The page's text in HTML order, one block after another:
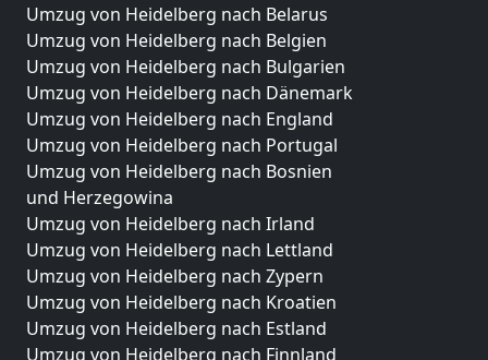
Umzug von Heidelberg nach Belarus
Umzug von Heidelberg nach Belgien
Umzug von Heidelberg nach Bulgarien
Umzug von Heidelberg nach Dänemark
Umzug von Heidelberg nach England
Umzug von Heidelberg nach Portugal
Umzug von Heidelberg nach Bosnien
und Herzegowina
Umzug von Heidelberg nach Irland
Umzug von Heidelberg nach Lettland
Umzug von Heidelberg nach Zypern
Umzug von Heidelberg nach Kroatien
Umzug von Heidelberg nach Estland
Umzug von Heidelberg nach Finnland